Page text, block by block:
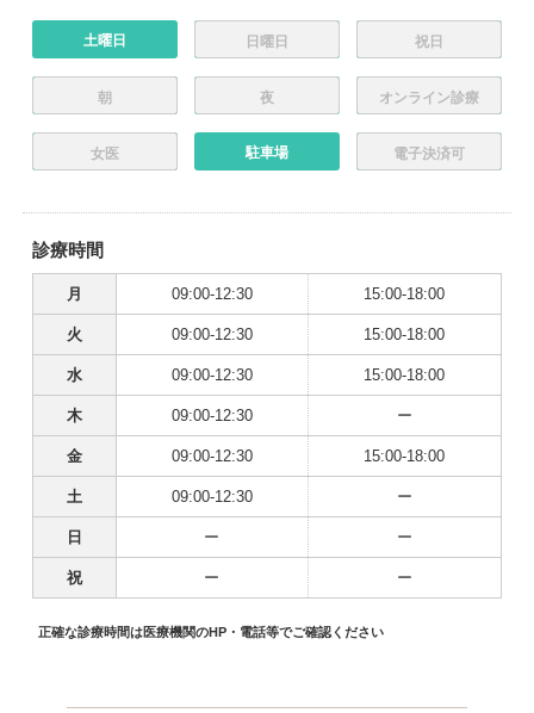
土曜日 日曜日 祝日
朝 夜 オンライン診療
女医 駐車場 電子決済可
診療時間
月 09:00-12:30 15:00-18:00
火 09:00-12:30 15:00-18:00
水 09:00-12:30 15:00-18:00
木 09:00-12:30 ー
金 09:00-12:30 15:00-18:00
土 09:00-12:30 ー
日 ー ー
祝 ー ー
正確な診療時間は医療機関のHP・電話等でご確認ください